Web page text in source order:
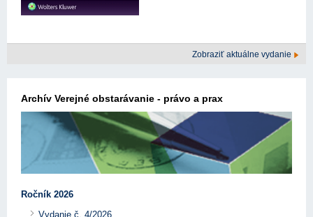
Zobraziť aktuálne vydanie
Archív Verejné obstarávanie - právo a prax
Ročník 2026
Vydanie č. 4/2026